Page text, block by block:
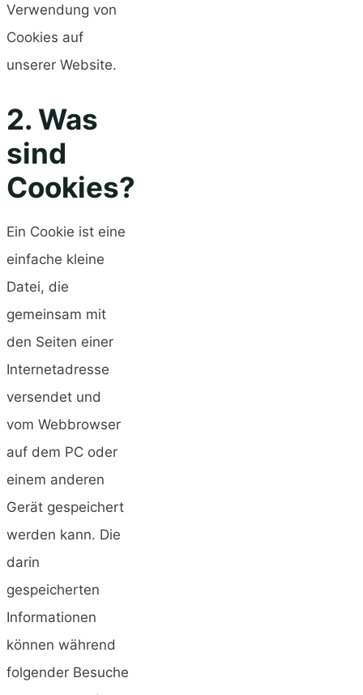
Verwendung von
Cookies auf
unserer Website.
2. Was
sind
Cookies?
Ein Cookie ist eine
einfache kleine
Datei, die
gemeinsam mit
den Seiten einer
Internetadresse
versendet und
vom Webbrowser
auf dem PC oder
einem anderen
Gerät gespeichert
werden kann. Die
darin
gespeicherten
Informationen
können während
folgender Besuche